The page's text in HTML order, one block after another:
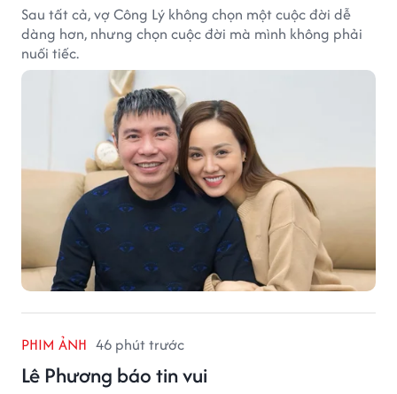
Sau tất cả, vợ Công Lý không chọn một cuộc đời dễ
dàng hơn, nhưng chọn cuộc đời mà mình không phải
nuối tiếc.
PHIM ẢNH 46 phút trước
Lê Phương báo tin vui